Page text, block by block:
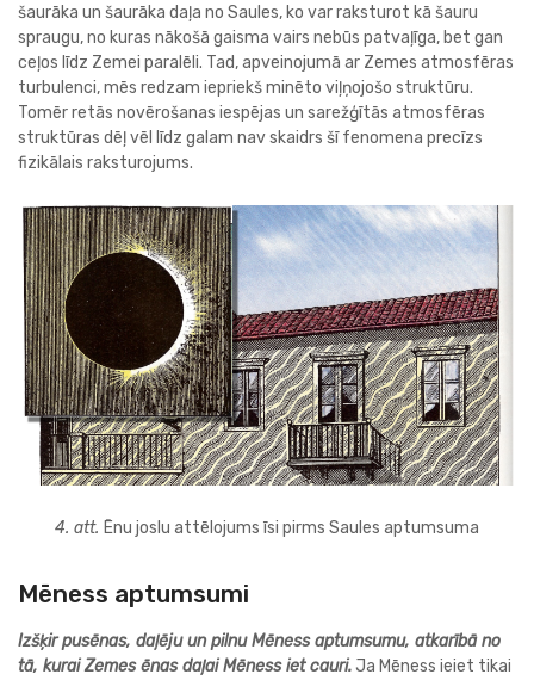
šaurāka un šaurāka daļa no Saules, ko var raksturot kā šauru
spraugu, no kuras nākošā gaisma vairs nebūs patvaļīga, bet gan
ceļos līdz Zemei paralēli. Tad, apveinojumā ar Zemes atmosfēras
turbulenci, mēs redzam iepriekš minēto viļņojošo struktūru.
Tomēr retās novērošanas iespējas un sarežģītās atmosfēras
struktūras dēļ vēl līdz galam nav skaidrs šī fenomena precīzs
fizikālais raksturojums.
4. att. Ēnu joslu attēlojums īsi pirms Saules aptumsuma
Mēness aptumsumi
Izšķir pusēnas, daļēju un pilnu Mēness aptumsumu, atkarībā no
tā, kurai Zemes ēnas daļai Mēness iet cauri.Ja Mēness ieiet tikai